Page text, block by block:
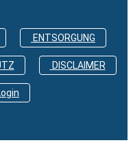
ENTSORGUNG
DISCLAIMER